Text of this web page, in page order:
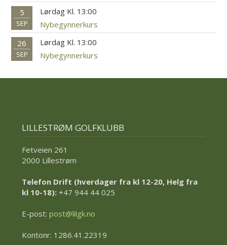
5
SEP
Lørdag Kl. 13:00
Nybegynnerkurs
26
SEP
Lørdag Kl. 13:00
Nybegynnerkurs
LILLESTRØM GOLFKLUBB
Fetveien 261
2000 Lillestrøm
Telefon Drift (hverdager fra kl 12-20, Helg fra
kl 10-18): +47 944 44 025
E-post: post@lilgk.no
Kontonr: 1286.41.22319